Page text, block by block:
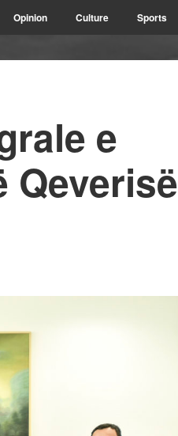
Opinion Culture Sports
e
Qeverisë